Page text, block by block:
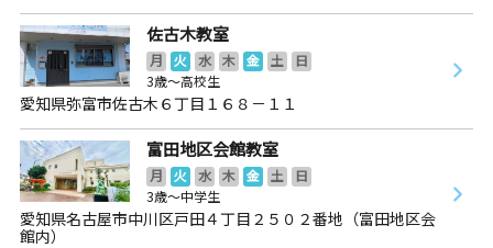
佐古木教室
月 火 水 木 金 土
日
3歳～高校生
愛知県弥富市佐古木６丁目１６８－１１
富田地区会館教室
月 火 水 木 金 土
日
3歳～中学生
愛知県名古屋市中川区戸田４丁目２５０２番地（富田地区会
館内）